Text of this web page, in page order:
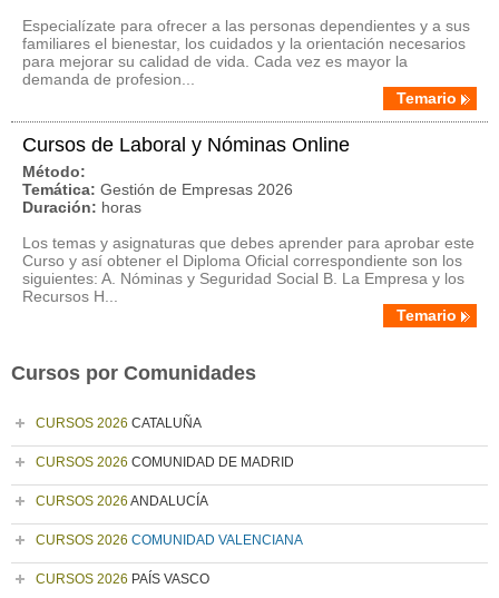
Especialízate para ofrecer a las personas dependientes y a sus
familiares el bienestar, los cuidados y la orientación necesarios
para mejorar su calidad de vida. Cada vez es mayor la
demanda de profesion...
Temario
Cursos de Laboral y Nóminas Online
Método:
Temática: Gestión de Empresas 2026
Duración: horas
Los temas y asignaturas que debes aprender para aprobar este
Curso y así obtener el Diploma Oficial correspondiente son los
siguientes: A. Nóminas y Seguridad Social B. La Empresa y los
Recursos H...
Temario
Cursos por Comunidades
CURSOS 2026 CATALUÑA
CURSOS 2026 COMUNIDAD DE MADRID
CURSOS 2026 ANDALUCÍA
CURSOS 2026 COMUNIDAD VALENCIANA
CURSOS 2026 PAÍS VASCO